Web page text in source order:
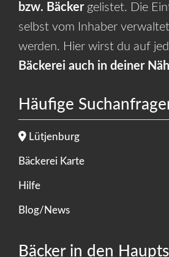
bzw. Bäckergelistet. Die
selbst vom Inhaber
werden. Hier wirst du auf
Bäckerei auch in deiner
Häufige
Lütjenburg
Bäckerei Karte
Hilfe
Blog/News
Bäcker in den